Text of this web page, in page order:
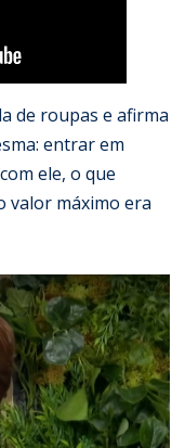
de roupas e afirma
entrar em
ele, o que
valor máximo era